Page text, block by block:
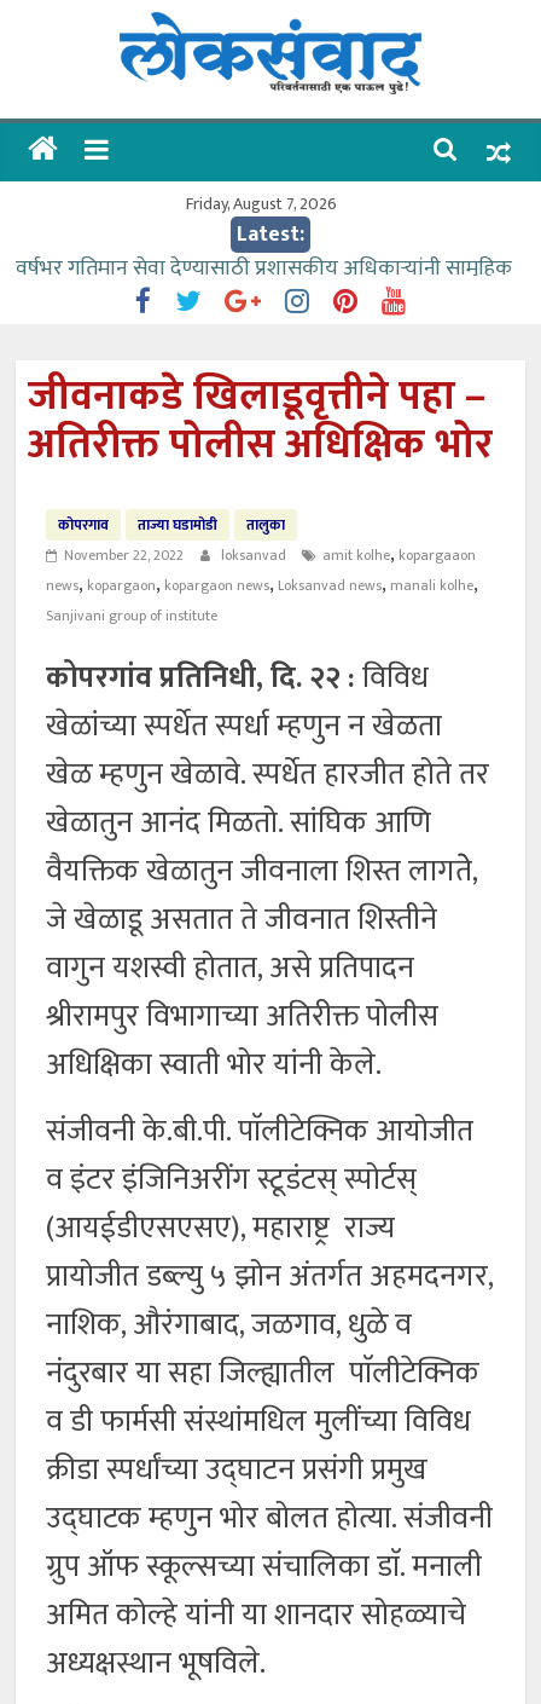
लोकसंवाद
ताज्या
Friday, August 7, 2026
Latest:
वर्षभर गतिमान सेवा देण्यासाठी प्रशासकीय अधिकाऱ्यांनी सामुहिक
प्रयत्न करावे – आमदार काळे
काळे
आत्मामालिक गुरूकूलाचे २२८ विद्यार्थी शिष्यवृत्तीस पात्र
ईच्छा आणि मेहनतीच्या बळावर यश मिळवता येते – शिवप्रसाद
आमदार आशुतोष काळे यांचा वाढदिवस विविध सामाजिक
उपक्रमांनी साजरा
जीवनाकडे खिलाडूवृत्तीने पहा –
अतिरीक्त पोलीस अधिक्षिक भोर
कोपरगाव ताज्या घडामोडी
तालुका
November 22, 2022
loksanvad amit kolhe, kopargaaon
news, kopargaon, kopargaon news, Loksanvad news, manali kolhe,
Sanjivani group of institute
कोपरगांव प्रतिनिधी, दि. २२ :विविध
खेळांच्या स्पर्धेत स्पर्धा म्हणुन न खेळता
खेळ म्हणुन खेळावे. स्पर्धेत हारजीत होते तर
खेळातुन आनंद मिळतो. सांघिक आणि
वैयक्तिक खेळातुन जीवनाला शिस्त लागतेे,
जे खेळाडू असतात ते जीवनात शिस्तीने
वागुन यशस्वी होतात, असे प्रतिपादन
श्रीरामपुर विभागाच्या अतिरीक्त पोलीस
अधिक्षिका स्वाती भोर यांनी केले.
संजीवनी के.बी.पी. पाॅलीटेक्निक आयोजीत
व इंटर इंजिनिअरींग स्टूडंटस् स्पोर्टस्
(आयईडीएसएसए), महाराष्ट्र राज्य
प्रायोजीत डब्ल्यु ५ झोन अंतर्गत अहमदनगर,
नाशिक, औरंगाबाद, जळगाव, धुळे व
नंदुरबार या सहा जिल्ह्यातील पाॅलीटेक्निक
व डी फार्मसी संस्थांमधिल मुलींच्या विविध
क्रीडा स्पर्धांच्या उद्घाटन प्रसंगी प्रमुख
उद्घाटक म्हणुन भोर बोलत होत्या. संजीवनी
ग्रुप ऑफ स्कूल्सच्या संचालिका डाॅ. मनाली
अमित कोल्हे यांनी या शानदार सोहळ्याचे
अध्यक्षस्थान भूषविले.